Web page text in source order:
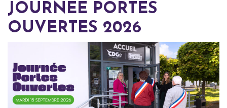
JOURNÉE PORTES
OUVERTES 2026